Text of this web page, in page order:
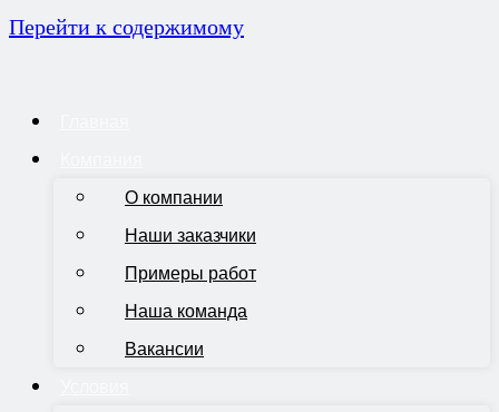
Перейти к содержимому
О компании
Наши заказчики
Примеры работ
Наша команда
Вакансии